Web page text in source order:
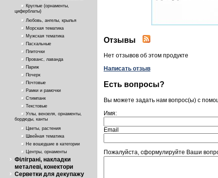
Круглые (орнаменты,
циферблаты)
Любовь, ангелы, крылья
Морская тематика
Мужская тематика
Пасхальные
Плиточки
Прованс, лаванда
Париж
Почерк
Почтовые
Рамки и рамочки
Стимпанк
Текстовые
Углы, вензеля, орнаменты,
бордюды, канты
Цветы, растения
Швейная тематика
Не вошедшие в категории
Центры, орнаменты
Філіграні, накладки
металеві, конектори
Серветки для декупажу
Отзывы
Нет отзывов об этом продукте
Написать отзыв
Есть вопросы?
Вы можете задать нам вопрос(ы) с
Имя:
Email
Пожалуйста, сформулируйте Ваши